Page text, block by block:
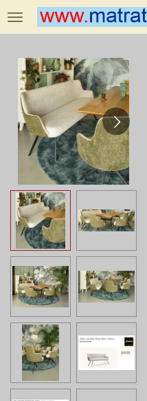
Zum
Hauptinhalt